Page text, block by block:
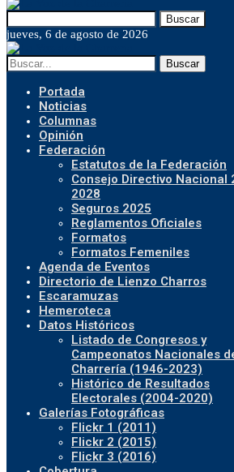
Buscar
jueves, 6 de agosto de 2026
Buscar
Portada
Noticias
Columnas
Opinión
Federación
Estatutos de la Federación
Consejo Directivo Nacional
2028
Seguros 2025
Reglamentos Oficiales
Formatos
Formatos Femeniles
Agenda de Eventos
Directorio de Lienzo Charros
Escaramuzas
Hemeroteca
Datos Históricos
Listado de Congresos y
Campeonatos Nacionales
Charrería (1946-2023)
Histórico de Resultados
Electorales (2004-2020)
Galerías Fotográficas
Flickr 1 (2011)
Flickr 2 (2015)
Flickr 3 (2016)